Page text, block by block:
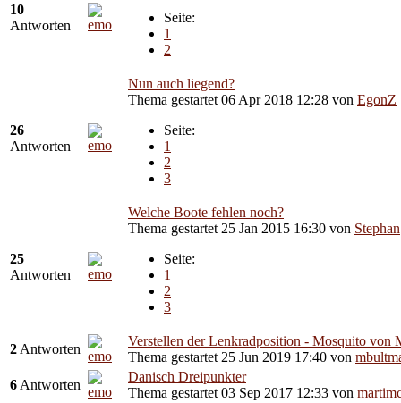
10
Antworten
Seite:
1
2
26
Antworten
Nun auch liegend?
Thema gestartet 06 Apr 2018 12:28 von EgonZ
Seite:
1
2
3
25
Antworten
Welche Boote fehlen noch?
Thema gestartet 25 Jan 2015 16:30 von Stephan
Seite:
1
2
3
2 Antworten
Verstellen der Lenkradposition - Mosquito von
Thema gestartet 25 Jun 2019 17:40 von
6 Antworten
Danisch Dreipunkter
Thema gestartet 03 Sep 2017 12:33 von